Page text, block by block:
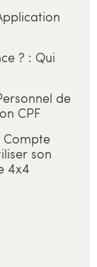
? : Qui
de
CPF
Compte
son
4x4